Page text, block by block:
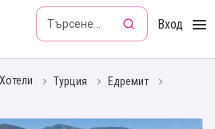
да пътуваш Вход
Хотели Турция
Едремит